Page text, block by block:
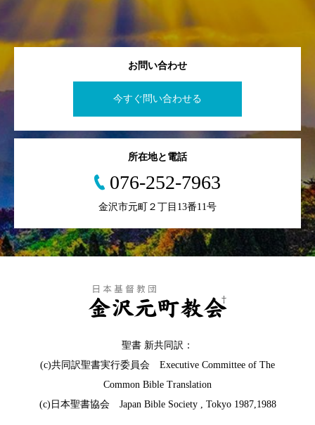
お問い合わせ
今すぐ問い合わせる
所在地と電話
076-252-7963
金沢市元町２丁目13番11号
聖書 新共同訳：
(c)共同訳聖書実行委員会 Executive Committee of The
Common Bible Translation
(c)日本聖書協会 Japan Bible Society , Tokyo 1987,1988